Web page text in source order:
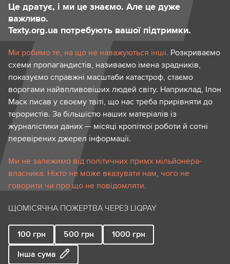
Це дратує, і ми це знаємо. Але це дуже
важливо.
Texty.org.ua потребують вашої підтримки.
Ми робимо те, на що не наважуються інші. Розкриваємо
схеми пропагандистів, називаємо імена зрадників,
показуємо справжні масштаби катастроф, стаємо
ворогами найвпливовіших людей світу. Наприклад, Ілон
Маск писав у своєму твіті, що нас треба прирівняти до
терористів. За більшістю наших матеріалів із
журналістики даних — місяці кропіткої роботи й сотні
перевірених джерел інформації.
Ми не залежимо від політичних примх мільйонера-
власника. Ніхто не може вказувати нам, чого не
говорити чи про що не повідомляти.
ЩОМІСЯЧНА ПОЖЕРТВА ЧЕРЕЗ LIQPAY
100 грн 500 грн 1000 грн
Інша сума